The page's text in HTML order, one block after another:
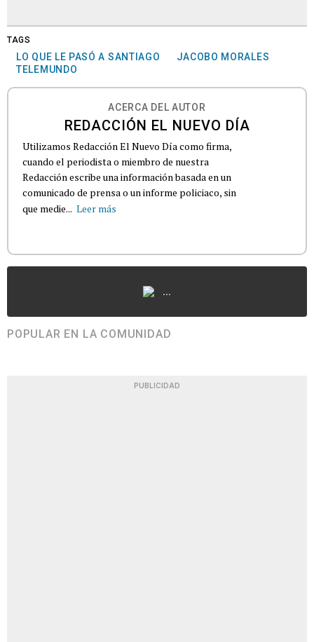
TAGS
LO QUE LE PASÓ A SANTIAGO
JACOBO MORALES
TELEMUNDO
ACERCA DEL AUTOR
REDACCIÓN EL NUEVO DÍA
Utilizamos Redacción El Nuevo Día como firma,
cuando el periodista o miembro de nuestra
Redacción escribe una información basada en un
comunicado de prensa o un informe policiaco, sin
que medie... Leer más
...
POPULAR EN LA COMUNIDAD
PUBLICIDAD